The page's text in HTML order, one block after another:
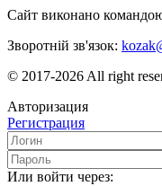
Сайт виконано
Зворотній зв'язок:
© 2017-2026 All right
Авторизация
Регистрация
Или войти через: